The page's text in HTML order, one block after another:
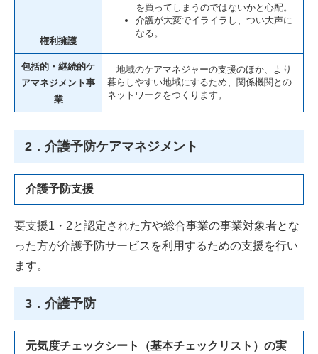
を買ってしまうのではないかと心配。
介護が大変でイライラし、つい大声に
なる。
権利擁護
包括的・継続的ケ
アマネジメント事
業
地域のケアマネジャーの支援のほか、より
暮らしやすい地域にするため、関係機関との
ネットワークをつくります。
2．介護予防ケアマネジメント
介護予防支援
要支援1・2と認定された方や総合事業の事業対象者とな
った方が介護予防サービスを利用するための支援を行い
ます。
3．介護予防
元気度チェックシート（基本チェックリスト）の実